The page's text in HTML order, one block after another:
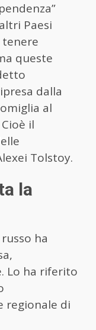
Paesi
queste
dalla
al
il
Tolstoy.
la
ha
Lo ha riferito
regionale di